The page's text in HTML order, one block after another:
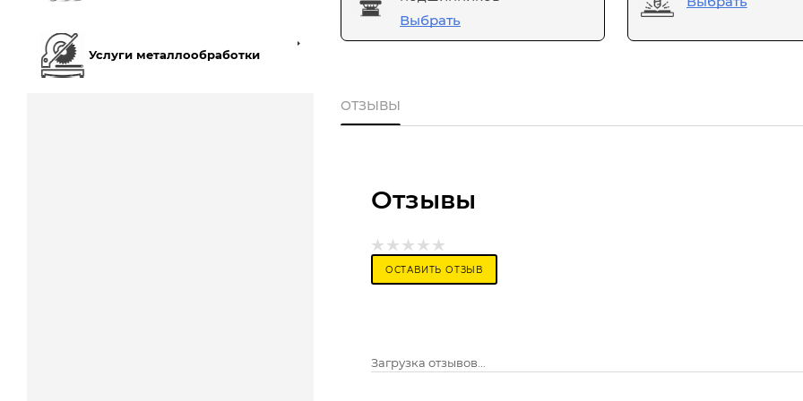
Услуги металлообработки
Выбрать
ОТЗЫВЫ
Отзывы
ОСТАВИТЬ ОТЗЫВ
Загрузка отзывов...